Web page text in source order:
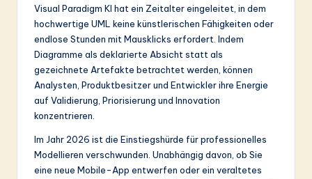
Visual Paradigm KI hat ein Zeitalter eingeleitet, in dem
hochwertige UML keine künstlerischen Fähigkeiten oder
endlose Stunden mit Mausklicks erfordert. Indem
Diagramme als deklarierte Absicht statt als
gezeichnete Artefakte betrachtet werden, können
Analysten, Produktbesitzer und Entwickler ihre Energie
auf Validierung, Priorisierung und Innovation
konzentrieren.
Im Jahr 2026 ist die Einstiegshürde für professionelles
Modellieren verschwunden. Unabhängig davon, ob Sie
eine neue Mobile-App entwerfen oder ein veraltetes